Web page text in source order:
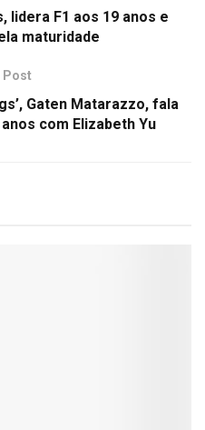
lidera F1 aos 19 anos e
maturidade
Post
Gaten Matarazzo, fala
com Elizabeth Yu